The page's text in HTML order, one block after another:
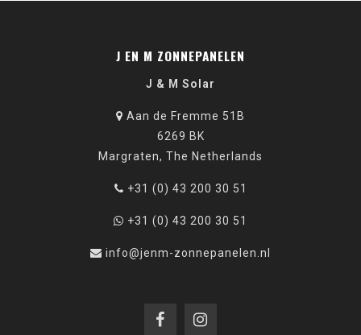
J EN M ZONNEPANELEN
J & M Solar
Aan de Fremme 51B
6269 BK
Margraten, The Netherlands
+31 (0) 43 200 30 51
+31 (0) 43 200 30 51
info@jenm-zonnepanelen.nl